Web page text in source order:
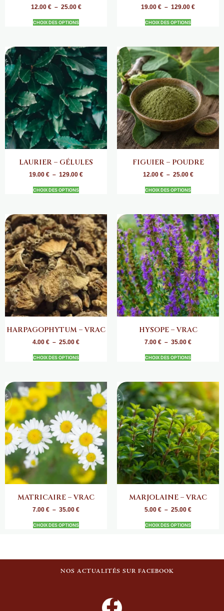
12.00 € – 25.00 €
CHOIX DES OPTIONS
19.00 € – 129.00 €
CHOIX DES OPTIONS
LAURIER – GÉLULES
19.00 € – 129.00 €
CHOIX DES OPTIONS
FIGUIER – POUDRE
12.00 € – 25.00 €
CHOIX DES OPTIONS
HARPAGOPHYTUM – VRAC
4.00 € – 25.00 €
CHOIX DES OPTIONS
HYSOPE – VRAC
7.00 € – 35.00 €
CHOIX DES OPTIONS
MATRICAIRE – VRAC
7.00 € – 35.00 €
CHOIX DES OPTIONS
MARJOLAINE – VRAC
5.00 € – 25.00 €
CHOIX DES OPTIONS
NOS ACTUALITÉS SUR FACEBOOK